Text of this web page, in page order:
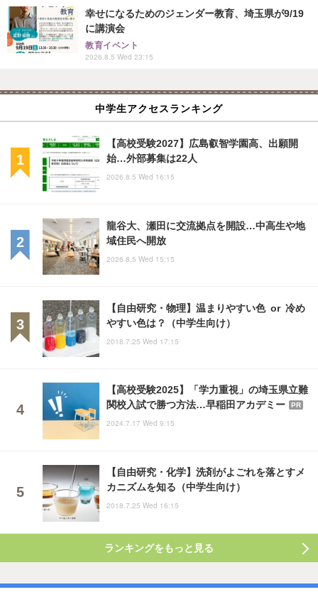
幸せになるためのジェンダー教育、埼玉県が9/19
に講演会
教育イベント
2026.8.5 Wed 23:15
中学生アクセスランキング
【高校受験2027】広島叡智学園高、出願開
始…外部募集は22人
2026.8.5 Wed 16:15
龍谷大、瀬田に交流拠点を開設…中高生や地
域住民へ開放
2026.8.5 Wed 15:15
【自由研究・物理】温まりやすい色 or 冷め
やすい色は？（中学生向け）
2018.7.25 Wed 17:15
【高校受験2025】「学力重視」の埼玉県立難
関校入試で勝つ方法…早稲田アカデミー
PR
2024.7.17 Wed 9:15
【自由研究・化学】洗剤がよごれを落とすメ
カニズムを知る（中学生向け）
2018.7.25 Wed 16:15
ランキングをもっと見る